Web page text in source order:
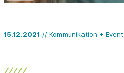
15.12.2021 // Kommunikation + Event